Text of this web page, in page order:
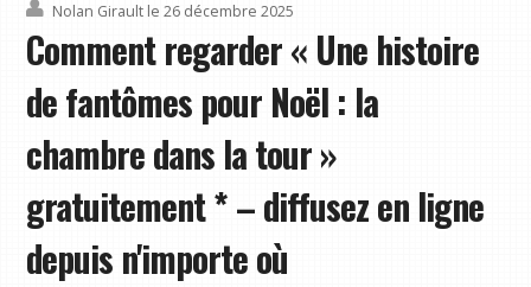
Nolan Girault le 26 décembre 2025
Comment regarder « Une histoire
de fantômes pour Noël : la
chambre dans la tour »
gratuitement * – diffusez en ligne
depuis n'importe où